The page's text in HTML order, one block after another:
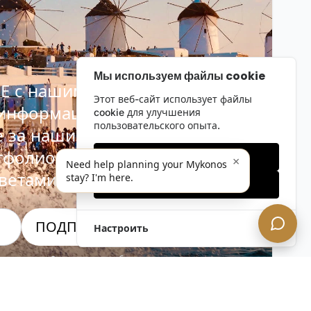
с нашим
за нашими последними
специальными
инсайдеров.
ПОДПИСАТЬСЯ СЕЙЧАС!
Отписаться в любое время.
Мы используем файлы cookie
Этот веб-сайт использует файлы
cookie для улучшения
пользовательского опыта.
Только необходимые
Настроить
Need help planning your Mykonos
stay? I'm here.
×